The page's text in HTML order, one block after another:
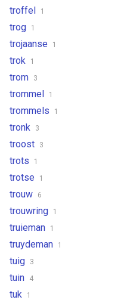
troffel 1
trog 1
trojaanse 1
trok 1
trom 3
trommel 1
trommels 1
tronk 3
troost 3
trots 1
trotse 1
trouw 6
trouwring 1
truieman 1
truydeman 1
tuig 3
tuin 4
tuk 1